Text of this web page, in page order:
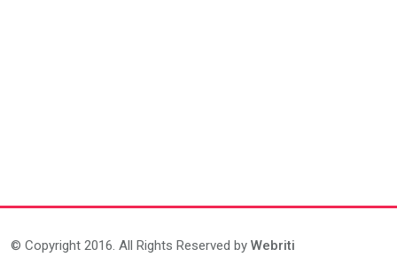
© Copyright 2016. All Rights Reserved by Webriti